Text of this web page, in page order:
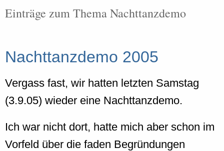
Einträge zum Thema Nachttanzdemo
Nachttanzdemo 2005
Vergass fast, wir hatten letzten Samstag
(3.9.05) wieder eine Nachttanzdemo.
Ich war nicht dort, hatte mich aber schon im
Vorfeld über die faden Begründungen